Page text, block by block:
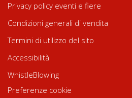
Privacy policy eventi e fiere
Condizioni generali di vendita
Termini di utilizzo del sito
Accessibilità
WhistleBlowing
Preferenze cookie